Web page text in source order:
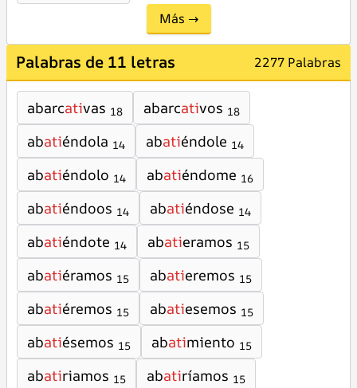
Más →
Palabras de 11 letras 2277 Palabras
abarcativas 18 abarcativos 18
abatiéndola 14 abatiéndole 14
abatiéndolo 14 abatiéndome 16
abatiéndoos 14 abatiéndose 14
abatiéndote 14 abatieramos 15
abatiéramos 15 abatieremos 15
abatiéremos 15 abatiesemos 15
abatiésemos 15 abatimiento 15
abatiriamos 15 abatiríamos 15